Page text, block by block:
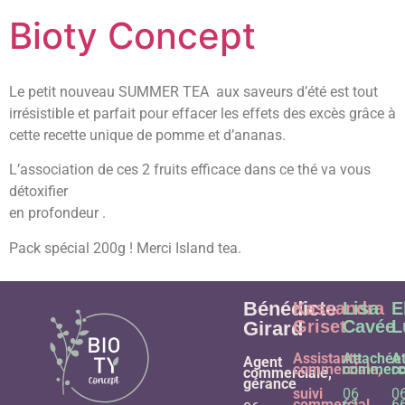
Bioty Concept
Le petit nouveau SUMMER TEA aux saveurs d’été est tout
irrésistible et parfait pour effacer les effets des excès grâce à
cette recette unique de pomme et d’ananas.
L’association de ces 2 fruits efficace dans ce thé va vous
détoxifier
en profondeur .
Pack spécial 200g ! Merci Island tea.
Bénédicte
Girard
Agent
commerciale,
gérance
Kassandra
Griset
Assistante
commerciale,
suivi
Lisa
Cavée
Attachée
06